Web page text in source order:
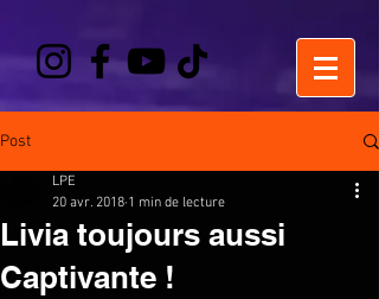
Post
Livia toujours aussi
Captivante !
LPE
20 avr. 2018 1 min de lecture